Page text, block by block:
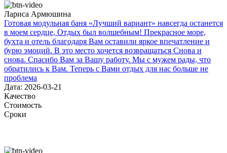
Лариса Армюшина
Готовая модульная баня «Лучший вариант» навсегда останется
в моем сердце, Отдых был волшебным! Прекрасное море,
бухта и отель благодаря Вам оставили яркое впечатление и
бурю эмоций. В это место хочется возвращаться Снова и
снова. Спасибо Вам за Вашу работу. Мы с мужем рады, что
обратились к Вам. Теперь с Вами отдых для нас больше не
проблема
Дата: 2026-03-21
Качество
Стоимость
Сроки